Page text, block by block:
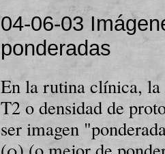
04-06-03
ponderadas
En la rutina clínica, la
T2 o densidad de
ser imagen